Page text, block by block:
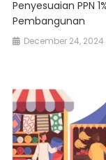
Penyesuaian PPN
Pembangunan
December 24, 2024